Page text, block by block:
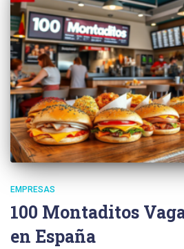
EMPRESAS
100 Montaditos
en España